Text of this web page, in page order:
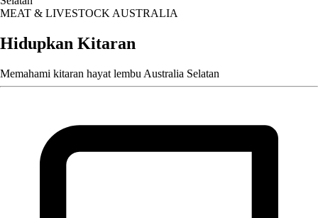
MEAT & LIVESTOCK AUSTRALIA
Hidupkan Kitaran
Memahami kitaran hayat lembu Australia Selatan